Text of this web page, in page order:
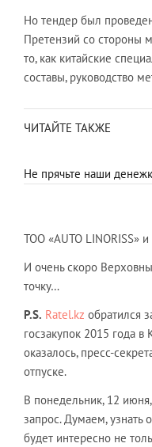
Но тендер был
Претензий со стороны
то, как китайские
составы, руководство
ЧИТАЙТЕ ТАКЖЕ
Не прячьте наши
ТОО «AUTO LINORISS»
И очень скоро
точку…
P.S. Ratel.kz обратился
госзакупок 2015 года
оказалось, пресс-
отпуске.
В понедельник, 12
запрос. Думаем, узнать
будет интересно не